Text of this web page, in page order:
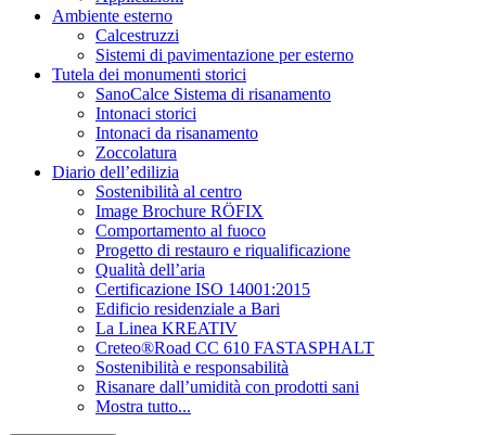
Ambiente esterno
Calcestruzzi
Sistemi di pavimentazione per esterno
Tutela dei monumenti storici
SanoCalce Sistema di risanamento
Intonaci storici
Intonaci da risanamento
Zoccolatura
Diario dell’edilizia
Sostenibilità al centro
Image Brochure RÖFIX
Comportamento al fuoco
Progetto di restauro e riqualificazione
Qualità dell’aria
Certificazione ISO 14001:2015
Edificio residenziale a Bari
La Linea KREATIV
Creteo®Road CC 610 FASTASPHALT
Sostenibilità e responsabilità
Risanare dall’umidità con prodotti sani
Mostra tutto...